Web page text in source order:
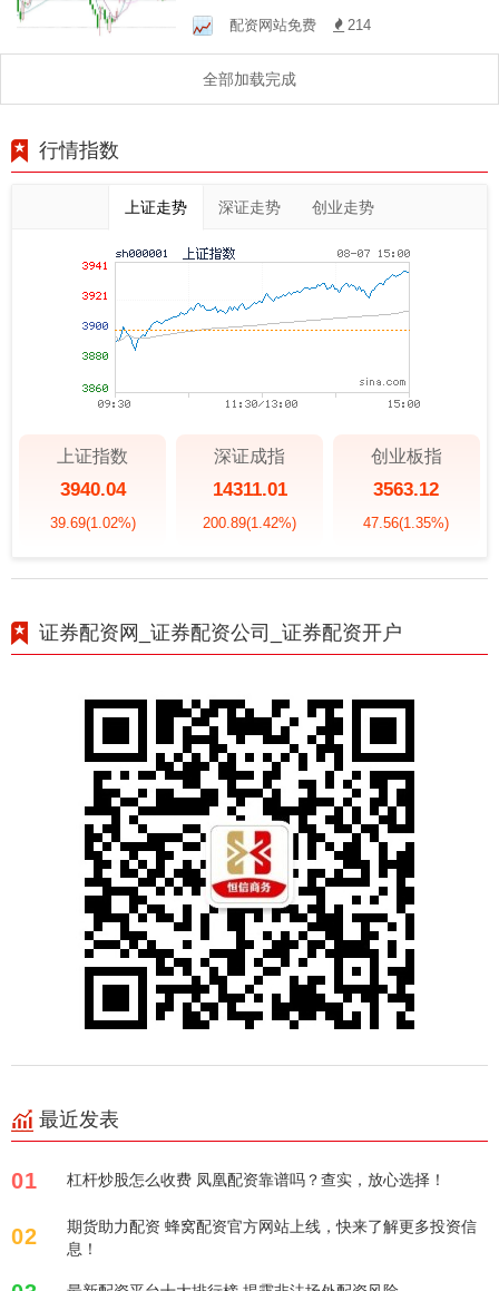
与挑战并存
配资网站免费 214
全部加载完成
行情指数
上证走势 深证走势 创业走势
上证指数
3940.04
39.69(1.02%)
深证成指
14311.01
200.89(1.42%)
创业板指
3563.12
47.56(1.35%)
证券配资网_证券配资公司_证券配资开户
最近发表
01 杠杆炒股怎么收费 凤凰配资靠谱吗？查实，放心选择！
02
期货助力配资 蜂窝配资官方网站上线，快来了解更多投资信
息！